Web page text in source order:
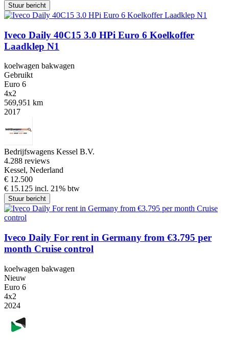
Stuur bericht
Iveco Daily 40C15 3.0 HPi Euro 6 Koelkoffer
Laadklep N1
koelwagen bakwagen
Gebruikt
Euro 6
4x2
569,951 km
2017
Bedrijfswagens Kessel B.V.
4.288 reviews
Kessel, Nederland
€ 12.500
€ 15.125 incl. 21% btw
Stuur bericht
Iveco Daily For rent in Germany from €3.795 per
month Cruise control
koelwagen bakwagen
Nieuw
Euro 6
4x2
2024